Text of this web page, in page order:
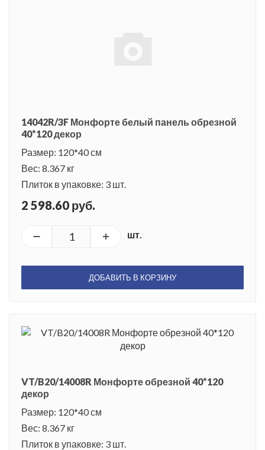
14042R/3F Монфорте белый панель обрезной
40*120 декор
Размер: 120*40 см
Вес: 8.367 кг
Плиток в упаковке: 3 шт.
2 598.60 руб.
шт.
ДОБАВИТЬ В КОРЗИНУ
VT/B20/14008R Монфорте обрезной 40*120
декор
Размер: 120*40 см
Вес: 8.367 кг
Плиток в упаковке: 3 шт.